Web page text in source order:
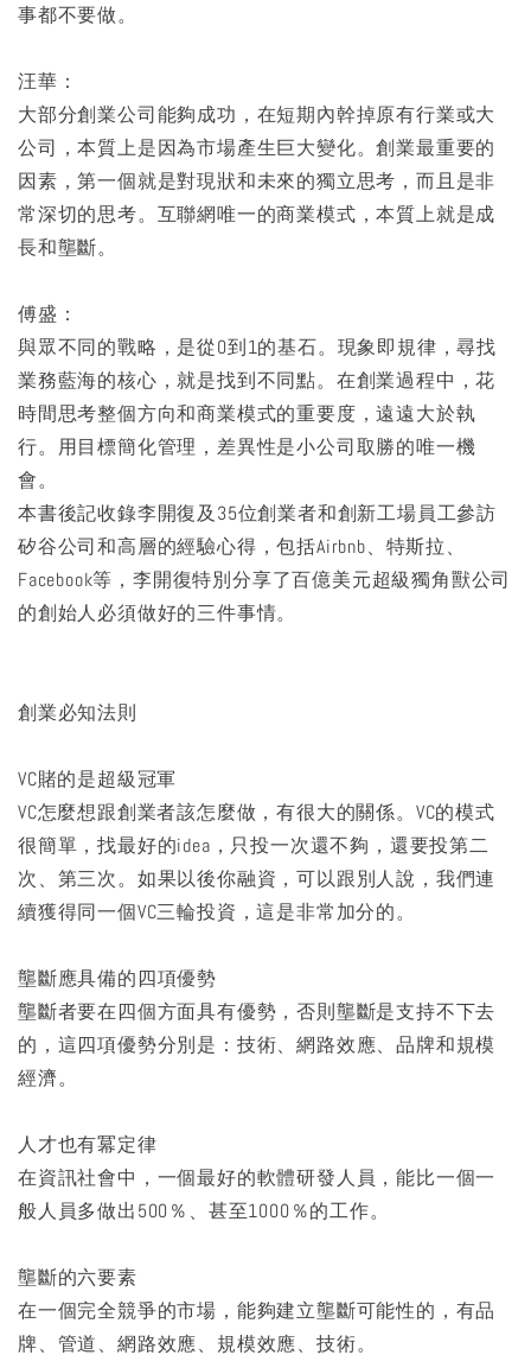
事都不要做。
汪華：
大部分創業公司能夠成功，在短期內幹掉原有行業或大
公司，本質上是因為市場產生巨大變化。創業最重要的
因素，第一個就是對現狀和未來的獨立思考，而且是非
常深切的思考。互聯網唯一的商業模式，本質上就是成
長和壟斷。
傅盛：
與眾不同的戰略，是從0到1的基石。現象即規律，尋找
業務藍海的核心，就是找到不同點。在創業過程中，花
時間思考整個方向和商業模式的重要度，遠遠大於執
行。用目標簡化管理，差異性是小公司取勝的唯一機
會。
本書後記收錄李開復及35位創業者和創新工場員工參訪
矽谷公司和高層的經驗心得，包括Airbnb、特斯拉、
Facebook等，李開復特別分享了百億美元超級獨角獸公司
的創始人必須做好的三件事情。
創業必知法則
VC賭的是超級冠軍
VC怎麼想跟創業者該怎麼做，有很大的關係。VC的模式
很簡單，找最好的idea，只投一次還不夠，還要投第二
次、第三次。如果以後你融資，可以跟別人說，我們連
續獲得同一個VC三輪投資，這是非常加分的。
壟斷應具備的四項優勢
壟斷者要在四個方面具有優勢，否則壟斷是支持不下去
的，這四項優勢分別是：技術、網路效應、品牌和規模
經濟。
人才也有冪定律
在資訊社會中，一個最好的軟體研發人員，能比一個一
般人員多做出500％、甚至1000％的工作。
壟斷的六要素
在一個完全競爭的市場，能夠建立壟斷可能性的，有品
牌、管道、網路效應、規模效應、技術。